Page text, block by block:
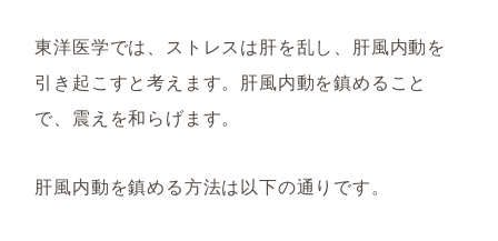
東洋医学では、ストレスは肝を乱し、肝風内動を
引き起こすと考えます。肝風内動を鎮めること
で、震えを和らげます。
肝風内動を鎮める方法は以下の通りです。